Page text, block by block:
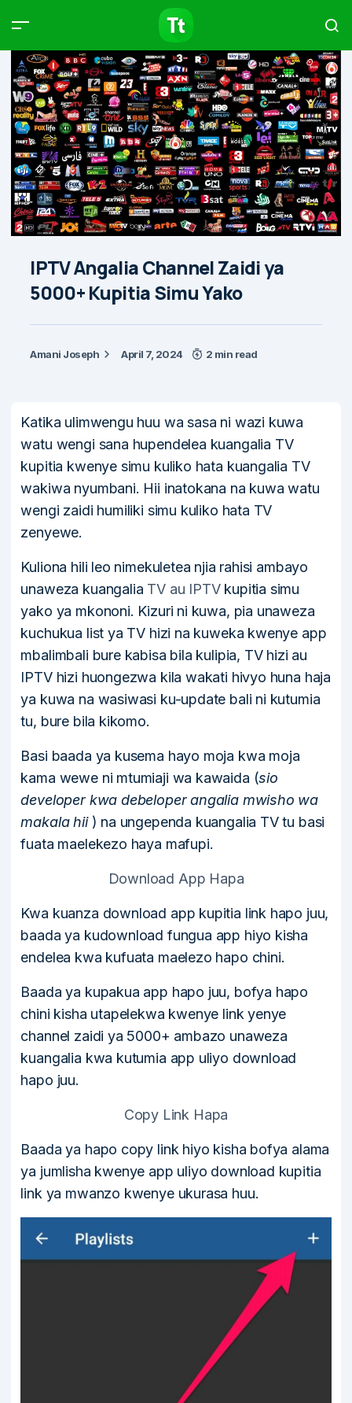
IPTV Angalia Channel Zaidi ya
5000+ Kupitia Simu Yako
Amani Joseph April 7, 2024 2 min read
Katika ulimwengu huu wa sasa ni wazi kuwa
watu wengi sana hupendelea kuangalia TV
kupitia kwenye simu kuliko hata kuangalia TV
wakiwa nyumbani. Hii inatokana na kuwa watu
wengi zaidi humiliki simu kuliko hata TV
zenyewe.
Kuliona hili leo nimekuletea njia rahisi ambayo
unaweza kuangalia TV au IPTVkupitia simu
yako ya mkononi. Kizuri ni kuwa, pia unaweza
kuchukua list ya TV hizi na kuweka kwenye app
mbalimbali bure kabisa bila kulipia, TV hizi au
IPTV hizi huongezwa kila wakati hivyo huna haja
ya kuwa na wasiwasi ku-update bali ni kutumia
tu, bure bila kikomo.
Basi baada ya kusema hayo moja kwa moja
kama wewe ni mtumiaji wa kawaida (sio
developer kwa debeloper angalia mwisho wa
makala hii ) na ungependa kuangalia TV tu basi
fuata maelekezo haya mafupi.
Download App Hapa
Kwa kuanza download app kupitia link hapo juu,
baada ya kudownload fungua app hiyo kisha
endelea kwa kufuata maelezo hapo chini.
Baada ya kupakua app hapo juu, bofya hapo
chini kisha utapelekwa kwenye link yenye
channel zaidi ya 5000+ ambazo unaweza
kuangalia kwa kutumia app uliyo download
hapo juu.
Copy Link Hapa
Baada ya hapo copy link hiyo kisha bofya alama
ya jumlisha kwenye app uliyo download kupitia
link ya mwanzo kwenye ukurasa huu.
Products Articles
Type to start searching…